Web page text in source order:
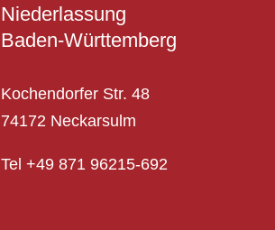
Niederlassung
Baden-Württemberg
Kochendorfer Str. 48
74172 Neckarsulm
Tel+49 871 96215-692